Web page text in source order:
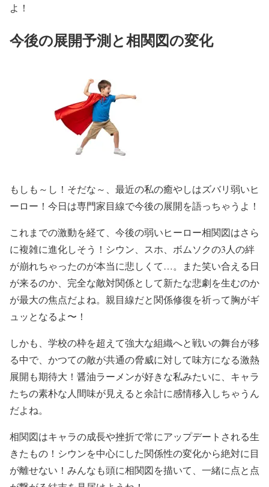
よ！
今後の展開予測と相関図の変化
もしも～し！そだな～、最近の私の癒やしはズバリ弱いヒ
ーロー！今日は専門家目線で今後の展開を語っちゃうよ！
これまでの激動を経て、今後の弱いヒーロー相関図はさら
に複雑に進化しそう！シウン、スホ、ボムソクの3人の絆
が崩れちゃったのが本当に悲しくて…。また笑い合える日
が来るのか、完全な敵対関係として新たな悲劇を生むのか
が最大の焦点だよね。親目線だと関係修復を祈って胸がギ
ュッとなるよ〜！
しかも、学校の枠を超えて強大な組織へと戦いの舞台が移
る中で、かつての敵が共通の脅威に対して味方になる激熱
展開も期待大！醤油ラーメンが好きな私みたいに、キャラ
たちの素朴な人間味が見えると余計に感情移入しちゃうん
だよね。
相関図はキャラの成長や挫折で常にアップデートされる生
きたもの！シウンを中心にした関係性の変化から絶対に目
が離せない！みんなも頭に相関図を描いて、一緒に点と点